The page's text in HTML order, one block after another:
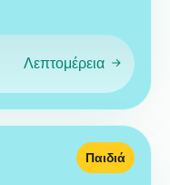
Λεπτομέρεια
Παιδιά